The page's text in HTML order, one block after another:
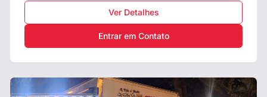
Ver Detalhes
Entrar em Contato